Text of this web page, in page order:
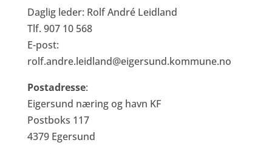
Daglig leder: Rolf André Leidland
Tlf. 907 10 568
E-post:
rolf.andre.leidland@eigersund.kommune.no
Postadresse:
Eigersund næring og havn KF
Postboks 117
4379 Egersund